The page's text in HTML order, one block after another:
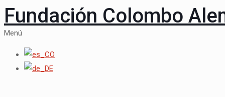
Fundación Colombo
Menú